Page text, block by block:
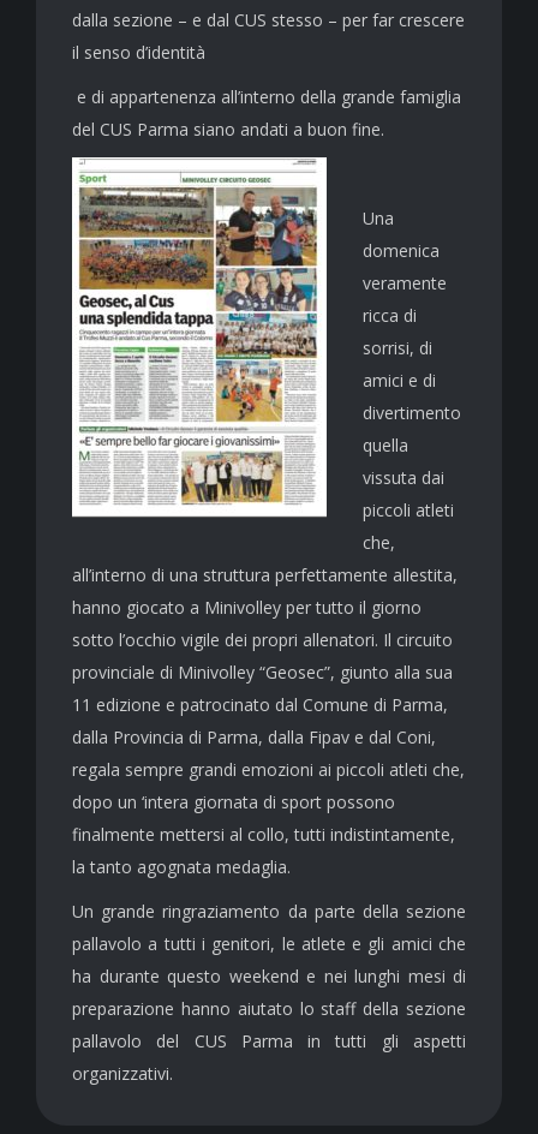
dalla sezione – e dal CUS stesso – per far crescere
il senso d’identità
e di appartenenza all’interno della grande famiglia
del CUS Parma siano andati a buon fine.
Una
domenica
veramente
ricca di
sorrisi, di
amici e di
divertimento
quella
vissuta dai
piccoli atleti
che,
all’interno di una struttura perfettamente allestita,
hanno giocato a Minivolley per tutto il giorno
sotto l’occhio vigile dei propri allenatori. Il circuito
provinciale di Minivolley “Geosec”, giunto alla sua
11 edizione e patrocinato dal Comune di Parma,
dalla Provincia di Parma, dalla Fipav e dal Coni,
regala sempre grandi emozioni ai piccoli atleti che,
dopo un ‘intera giornata di sport possono
finalmente mettersi al collo, tutti indistintamente,
la tanto agognata medaglia.
Un grande ringraziamento da parte della sezione
pallavolo a tutti i genitori, le atlete e gli amici che
ha durante questo weekend e nei lunghi mesi di
preparazione hanno aiutato lo staff della sezione
pallavolo del CUS Parma in tutti gli aspetti
organizzativi.